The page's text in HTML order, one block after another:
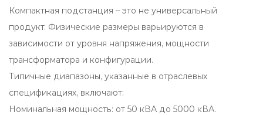
Компактная подстанция – это не универсальный
продукт. Физические размеры варьируются в
зависимости от уровня напряжения, мощности
трансформатора и конфигурации.
Типичные диапазоны, указанные в отраслевых
спецификациях, включают:
Номинальная мощность: от 50 кВА до 5000 кВА.